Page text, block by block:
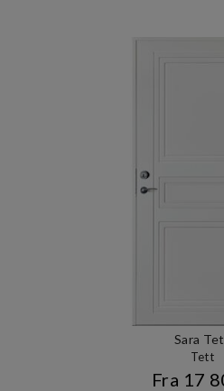
Sara
Tett
Fra 17